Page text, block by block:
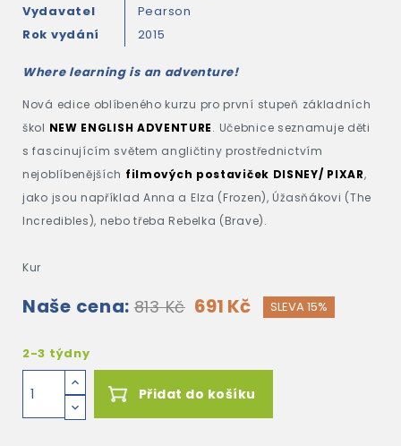
Vydavatel
Pearson
Rok vydání
2015
Where learning is an adventure!
Nová edice oblíbeného kurzu pro první stupeň základních
škol NEW ENGLISH ADVENTURE. Učebnice seznamuje děti
s fascinujícím světem angličtiny prostřednictvím
nejoblíbenějších filmových postaviček DISNEY/ PIXAR,
jako jsou například Anna a Elza (Frozen), Úžasňákovi (The
Incredibles), nebo třeba Rebelka (Brave).
Kur
Naše cena: 813 Kč 691 Kč SLEVA 15%
2-3 týdny
Přidat do košíku